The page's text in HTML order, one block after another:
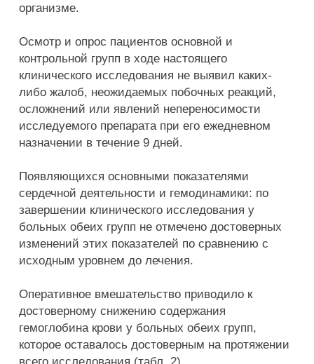
организме.
Осмотр и опрос пациентов основной и
контрольной групп в ходе настоящего
клинического исследования не выявил каких-
либо жалоб, неожидаемых побочных реакций,
осложнений или явлений непереносимости
исследуемого препарата при его ежедневном
назначении в течение 9 дней.
Появляющихся основными показателями
сердечной деятельности и гемодинамики: по
завершении клинического исследования у
больных обеих групп не отмечено достоверных
изменений этих показателей по сравнению с
исходным уровнем до лечения.
Оперативное вмешательство приводило к
достоверному снижению содержания
гемоглобина крови у больных обеих групп,
которое оставалось достоверным на протяжении